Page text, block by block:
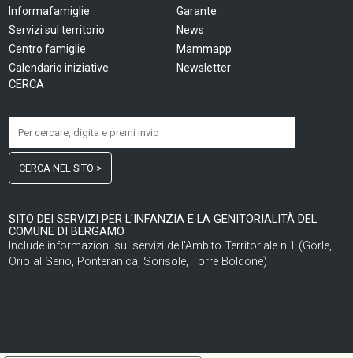
Informafamiglie
Servizi sul territorio
Centro famiglie
Calendario iniziative
Garante
News
Mammapp
Newsletter
CERCA
CERCA NEL SITO >
SITO DEI SERVIZI PER L'INFANZIA E LA GENITORIALITÀ DEL
COMUNE DI BERGAMO
Include informazioni sui servizi dell'Ambito Territoriale n.1 (Gorle,
Orio al Serio, Ponteranica, Sorisole, Torre Boldone)